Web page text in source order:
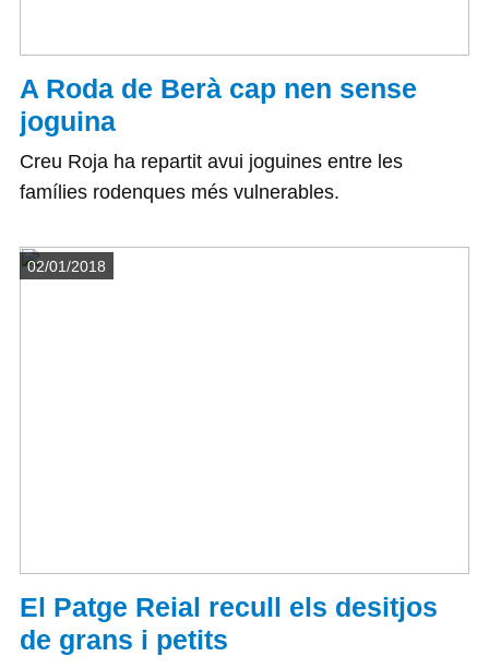
A Roda de Berà cap nen sense
joguina
Creu Roja ha repartit avui joguines entre les
famílies rodenques més vulnerables.
El Patge Reial recull els desitjos
de grans i petits
Detalls
02/01/2018